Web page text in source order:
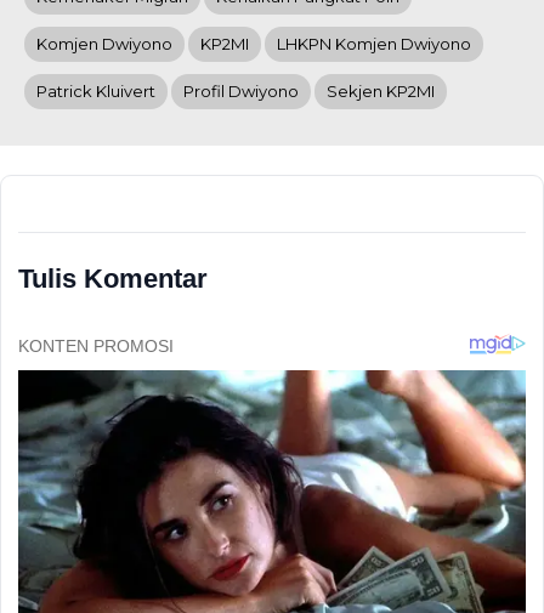
Komjen Dwiyono KP2MI LHKPN Komjen Dwiyono
Patrick Kluivert Profil Dwiyono Sekjen KP2MI
Tulis Komentar